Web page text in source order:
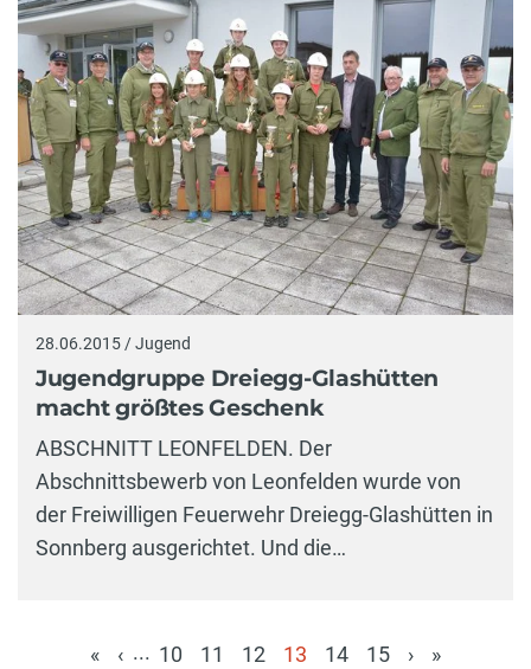
28.06.2015 / Jugend
Jugendgruppe Dreiegg-Glashütten
macht größtes Geschenk
ABSCHNITT LEONFELDEN. Der
Abschnittsbewerb von Leonfelden wurde von
der Freiwilligen Feuerwehr Dreiegg-Glashütten in
Sonnberg ausgerichtet. Und die…
« ‹ ... 10 11 12
13
14 15 › »